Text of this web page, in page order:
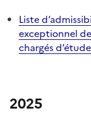
Liste
exceptionnel
chargés
2025